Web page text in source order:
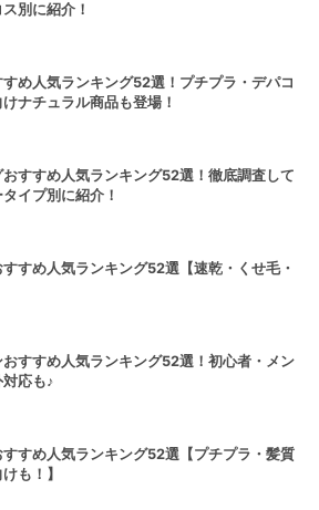
別に紹介！
め人気ランキング52選！プチプラ・デパコ
ナチュラル商品も登場！
すすめ人気ランキング52選！徹底調査して
イプ別に紹介！
すすめ人気ランキング52選【速乾・くせ毛・
すすめ人気ランキング52選！初心者・メン
応も♪
すめ人気ランキング52選【プチプラ・髪質
も！】